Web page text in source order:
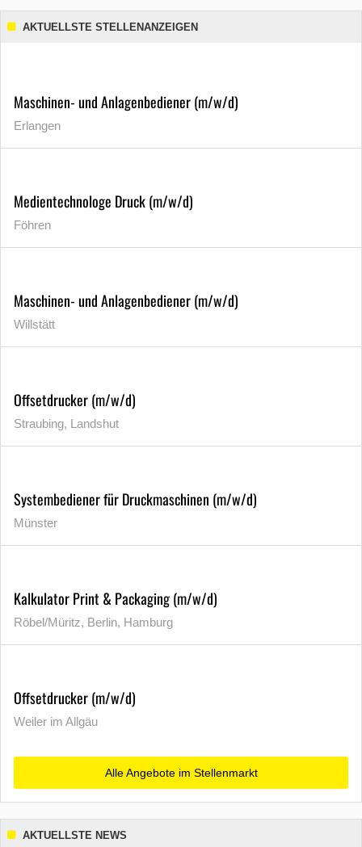
AKTUELLSTE STELLENANZEIGEN
Maschinen- und Anlagenbediener (m/w/d)
Erlangen
Medientechnologe Druck (m/w/d)
Föhren
Maschinen- und Anlagenbediener (m/w/d)
Willstätt
Offsetdrucker (m/w/d)
Straubing, Landshut
Systembediener für Druckmaschinen (m/w/d)
Münster
Kalkulator Print & Packaging (m/w/d)
Röbel/Müritz, Berlin, Hamburg
Offsetdrucker (m/w/d)
Weiler im Allgäu
Alle Angebote im Stellenmarkt
AKTUELLSTE NEWS